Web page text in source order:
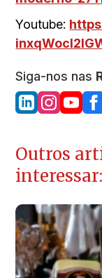
Youtube:
Siga-nos nas
Outros
interessar: